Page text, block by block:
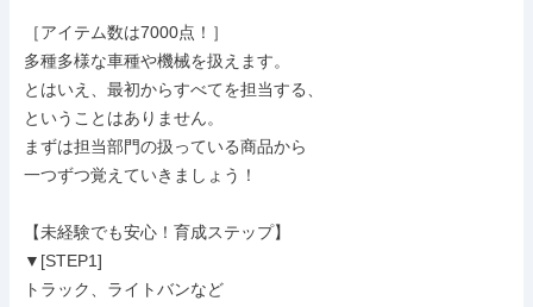
［アイテム数は7000点！］
多種多様な車種や機械を扱えます。
とはいえ、最初からすべてを担当する、
ということはありません。
まずは担当部門の扱っている商品から
一つずつ覚えていきましょう！
【未経験でも安心！育成ステップ】
▼[STEP1]
トラック、ライトバンなど